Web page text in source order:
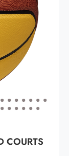
месяцев -
COURTS